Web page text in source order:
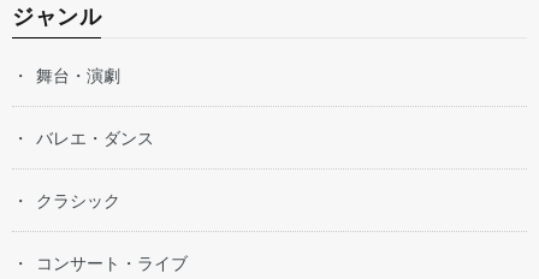
ジャンル
舞台・演劇
バレエ・ダンス
クラシック
コンサート・ライブ